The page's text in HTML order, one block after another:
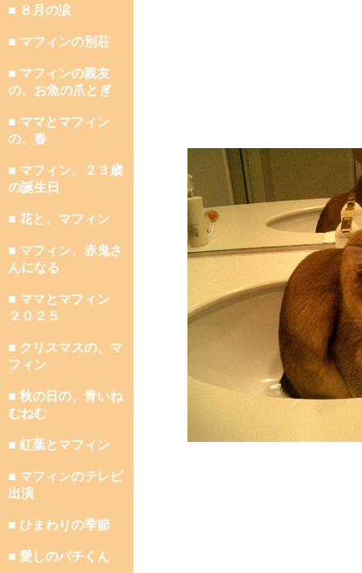
■ ８月の涙
■ マフィンの別荘
■ マフィンの親友
の、お魚の爪とぎ
■ ママとマフィン
の、春
■ マフィン、２３歳
の誕生日
■ 花と、マフィン
■ マフィン、赤鬼さ
んになる
■ ママとマフィン
２０２５
■ クリスマスの、マ
フィン
■ 秋の日の、青いね
むねむ
■ 紅葉とマフィン
■ マフィンのテレビ
出演
■ ひまわりの季節
■ 愛しのパチくん